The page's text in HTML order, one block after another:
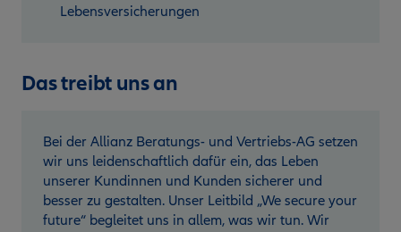
Lebensversicherungen
Das treibt uns an
Bei der Allianz Beratungs- und Vertriebs-AG setzen
wir uns leidenschaftlich dafür ein, das Leben
unserer Kundinnen und Kunden sicherer und
besser zu gestalten. Unser Leitbild „We secure your
future“ begleitet uns in allem, was wir tun. Wir